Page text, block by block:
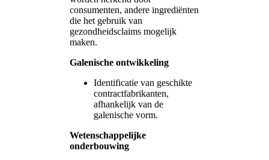
consumenten, andere ingrediënten
die het gebruik van
gezondheidsclaims mogelijk
maken.
Galenische ontwikkeling
Identificatie van geschikte
contractfabrikanten,
afhankelijk van de
galenische vorm.
Wetenschappelijke
onderbouwing